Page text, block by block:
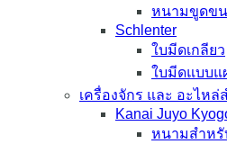
หนามขูดขน
Schlenter
ใบมีดเกลียว
ใบมีดแบบแ
เครื่องจักร และ อะไห
Kanai Juyo
หนามสำหรั